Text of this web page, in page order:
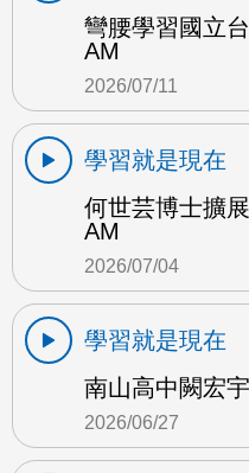
彎腰學習國立
AM
2026/07/11
學習就是現在
何世芸博士擴
AM
2026/07/04
學習就是現在
南山高中闕宏
2026/06/27